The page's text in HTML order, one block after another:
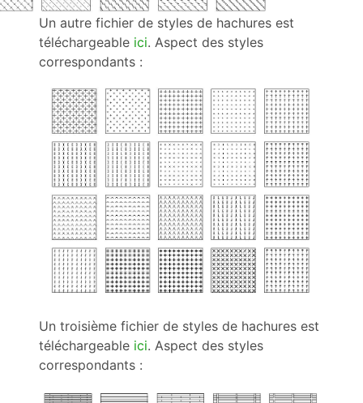
Un autre fichier de styles de hachures est
téléchargeable ici. Aspect des styles
correspondants :
Un troisième fichier de styles de hachures est
téléchargeable ici. Aspect des styles
correspondants :